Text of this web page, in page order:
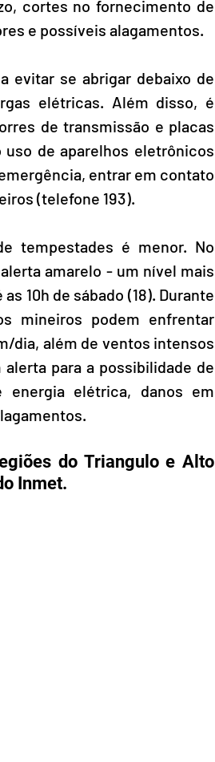
cortes no fornecimento de
e possíveis alagamentos.
evitar se abrigar debaixo de
elétricas. Além disso, é
de transmissão e placas
uso de aparelhos eletrônicos
entrar em contato
(telefone 193).
tempestades é menor. No
amarelo - um nível mais
10h de sábado (18). Durante
mineiros podem enfrentar
dia, além de ventos intensos
para a possibilidade de
elétrica, danos em
do Triangulo e Alto
Inmet.